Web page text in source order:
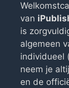
van
is
algemeen
individueel
neem je
en de